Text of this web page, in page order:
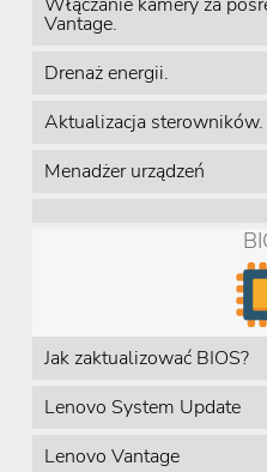
Vantage.
Drenaż energii.
Aktualizacja sterowników.
Menadżer urządzeń
Jak zaktualizować BIOS?
Lenovo System Update
Lenovo Vantage